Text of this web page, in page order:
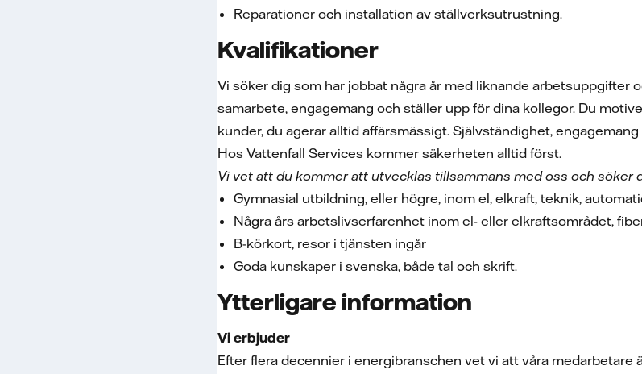
Reparationer och installation av ställverksutrustning.
Kvalifikationer
Vi söker dig som har jobbat några år med liknande
samarbete, engagemang och ställer upp för dina kollegor. Du
kunder, du agerar alltid affärsmässigt. Självständighet,
Hos Vattenfall Services kommer säkerheten alltid först.
Vi vet att du kommer att utvecklas tillsammans med oss och söker
Gymnasial utbildning, eller högre, inom el, elkraft, teknik,
Några års arbetslivserfarenhet inom el- eller elkraftsområdet,
B-körkort, resor i tjänsten ingår
Goda kunskaper i svenska, både tal och skrift.
Ytterligare information
Vi erbjuder
Efter flera decennier i energibranschen vet vi att våra